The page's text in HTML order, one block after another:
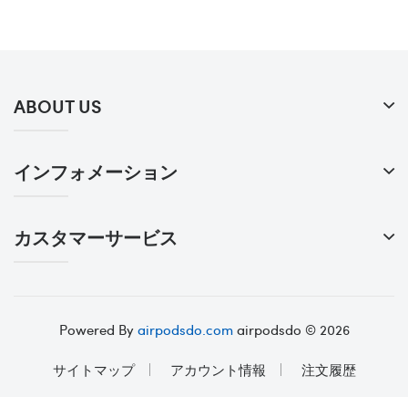
ABOUT US
インフォメーション
カスタマーサービス
Powered Byairpodsdo.comairpodsdo © 2026
サイトマップ
アカウント情報 注文履歴